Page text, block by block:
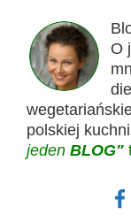
O
polskiej
jeden BLOG"